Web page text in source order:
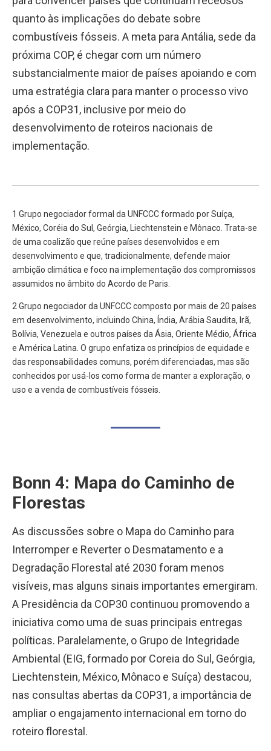
quanto às implicações do debate sobre
combustíveis fósseis. A meta para Antália, sede da
próxima COP, é chegar com um número
substancialmente maior de países apoiando e com
uma estratégia clara para manter o processo vivo
após a COP31, inclusive por meio do
desenvolvimento de roteiros nacionais de
implementação.
1 Grupo negociador formal da UNFCCC formado por Suíça,
México, Coréia do Sul, Geórgia, Liechtenstein e Mônaco. Trata-se
de uma coalizão que reúne países desenvolvidos e em
desenvolvimento e que, tradicionalmente, defende maior
ambição climática e foco na implementação dos compromissos
assumidos no âmbito do Acordo de Paris.
2 Grupo negociador da UNFCCC composto por mais de 20 países
em desenvolvimento, incluindo China, Índia, Arábia Saudita, Irã,
Bolívia, Venezuela e outros países da Ásia, Oriente Médio, África
e América Latina. O grupo enfatiza os princípios de equidade e
das responsabilidades comuns, porém diferenciadas, mas são
conhecidos por usá-los como forma de manter a exploração, o
uso e a venda de combustíveis fósseis.
Bonn 4: Mapa do Caminho de
Florestas
As discussões sobre o Mapa do Caminho para
Interromper e Reverter o Desmatamento e a
Degradação Florestal até 2030 foram menos
visíveis, mas alguns sinais importantes emergiram.
A Presidência da COP30 continuou promovendo a
iniciativa como uma de suas principais entregas
políticas. Paralelamente, o Grupo de Integridade
Ambiental (EIG, formado por Coreia do Sul, Geórgia,
Liechtenstein, México, Mônaco e Suíça) destacou,
nas consultas abertas da COP31, a importância de
ampliar o engajamento internacional em torno do
roteiro florestal.